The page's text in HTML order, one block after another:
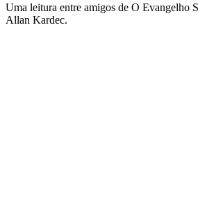
Uma leitura entre amigos de O Evangelho
Allan Kardec.